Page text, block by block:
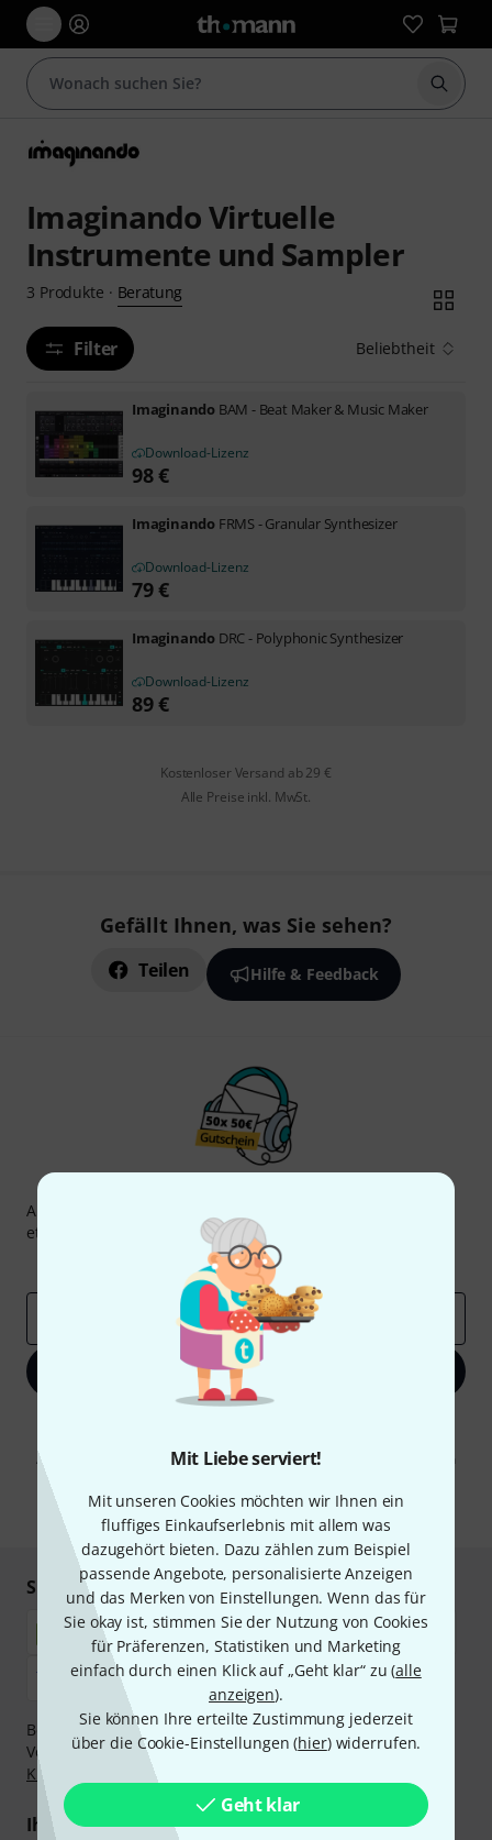
Mit Liebe serviert!
Mit unseren Cookies möchten wir Ihnen ein
fluffiges Einkaufserlebnis mit allem was
dazugehört bieten. Dazu zählen zum Beispiel
passende Angebote, personalisierte Anzeigen
und das Merken von Einstellungen. Wenn das für
Sie okay ist, stimmen Sie der Nutzung von Cookies
für Präferenzen, Statistiken und Marketing
einfach durch einen Klick auf „Geht klar“ zu (alle
anzeigen).
Sie können Ihre erteilte Zustimmung jederzeit
über die Cookie-Einstellungen (hier) widerrufen.
Geht klar
Suche
Imaginando Virtuelle
Instrumente und Sampler
3 Produkte · Beratung
Filter Beliebtheit
Imaginando BAM - Beat Maker & Music Maker
Download-Lizenz
98€
Imaginando FRMS - Granular Synthesizer
Download-Lizenz
79€
Imaginando DRC - Polyphonic Synthesizer
Download-Lizenz
89€
Kostenloser Versand ab 29 €
Alle Preise inkl. MwSt.
Gefällt Ihnen, was Sie sehen?
Teilen Hilfe & Feedback
Abonniere den Thomann Newsletter und gewinne mit
etwas Glück einen von
50 Gutscheinen
Inspirierende Beiträge
Deals
Jetzt anmelden
Abmeldung ist jederzeit möglich. Weitere Informationen finden Sie in
* Pflichtfeld
Sicher einkaufen & bezahlen
Bezahlen Sie vertraulich und sicher per Nachnahme,
Vorkasse, PayPal, Amazon Pay,Klarna Sofort bezahlen
Klarna Ratenzahlung
Ihre Vorteile